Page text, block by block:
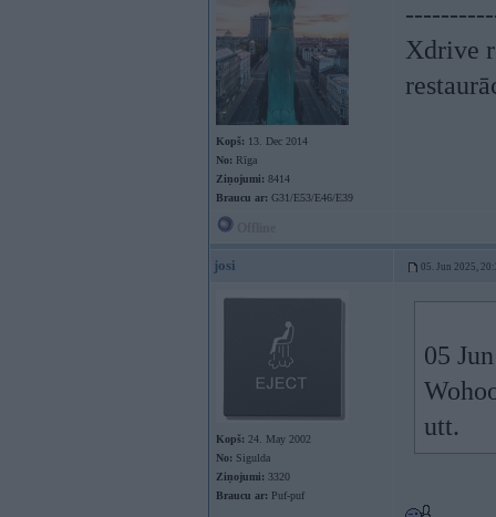
Kopš: 13. Dec 2014
No: Rīga
Ziņojumi: 8414
Braucu ar: G31/E53/E46/E39
Xdrive
josi 05. Jun 2025,
Kopš: 24. May 2002
No: Sigulda
Ziņojumi: 3320
Braucu ar: Puf-puf
05
utt.